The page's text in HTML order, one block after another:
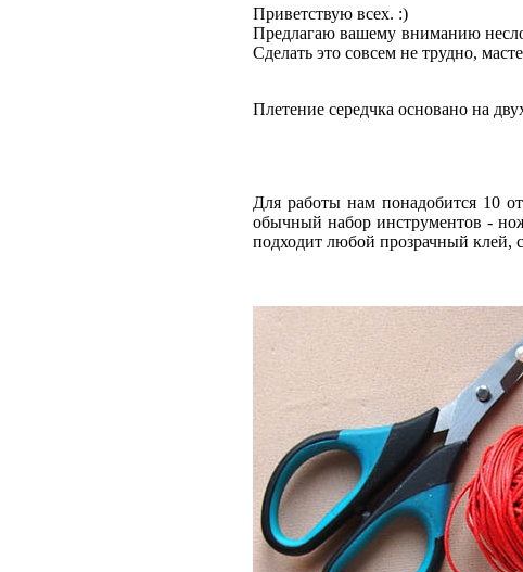
Приветствую всех. :)
Предлагаю вашему вниманию
Сделать это совсем не трудно,
Плетение середчка основано на
Для работы нам понадобится 10
обычный набор инструментов -
подходит любой прозрачный клей,